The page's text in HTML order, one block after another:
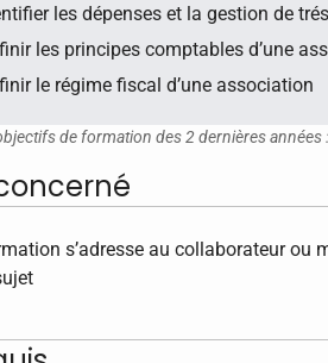
les dépenses et la gestion de
les principes comptables d’une
le régime fiscal d’une association
de formation des 2 dernières
s’adresse au collaborateur ou